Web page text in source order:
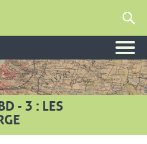
- 3 : LES